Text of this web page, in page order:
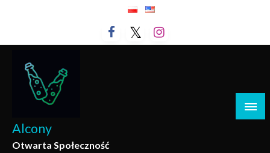
Alcony
Otwarta Społeczność